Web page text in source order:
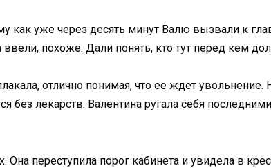
как уже через десять минут Валю вызвали к
похоже. Дали понять, кто тут перед кем
отлично понимая, что ее ждет
без лекарств. Валентина ругала себя
переступила порог кабинета и увидела в